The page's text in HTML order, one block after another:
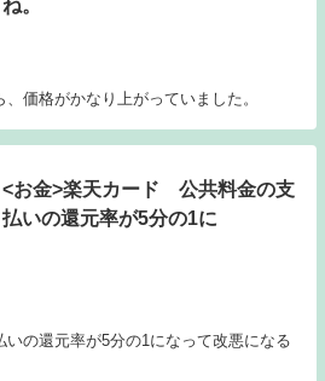
ね。
価格がかなり上がっていました。
<お金>楽天カード 公共料金の支
払いの還元率が5分の1に
の還元率が5分の1になって改悪になる